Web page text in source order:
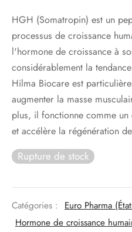
était :
346€.
actuel
est :
191€.
HGH (Somatropin) est un
processus de croissance
l'hormone de croissance à
considérablement la
Hilma Biocare est
augmenter la masse
plus, il fonctionne comme
et accélère la régénération
Rupture de stock
Catégories : Euro Pharma
Hormone de croissance